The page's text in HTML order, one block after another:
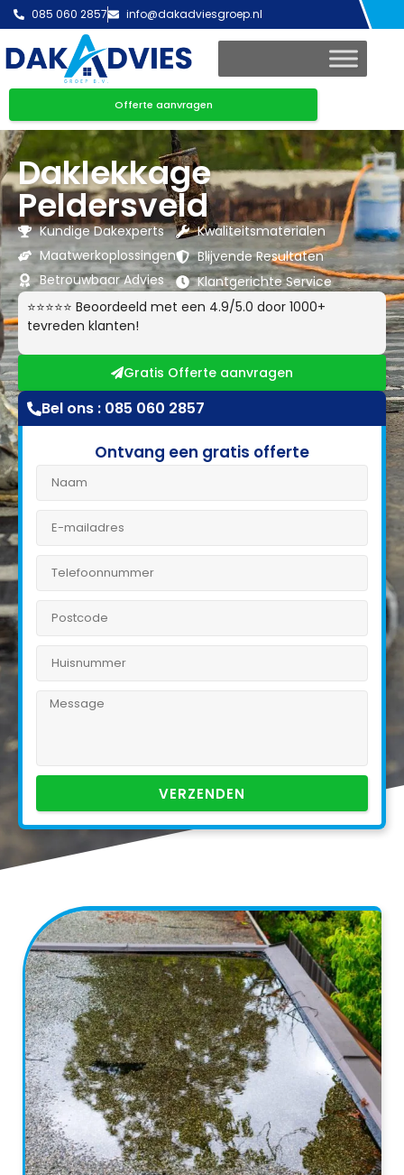
085 060 2857 info@dakadviesgroep.nl
Offerte aanvragen
Daklekkage
Peldersveld
Kundige Dakexperts
Maatwerkoplossingen
Betrouwbaar Advies
Kwaliteitsmaterialen
Blijvende Resultaten
Klantgerichte Service
⭐⭐⭐⭐⭐ Beoordeeld met een 4.9/5.0 door 1000+
tevreden klanten!
Gratis Offerte aanvragen
Bel ons : 085 060 2857
Ontvang een gratis offerte
VERZENDEN